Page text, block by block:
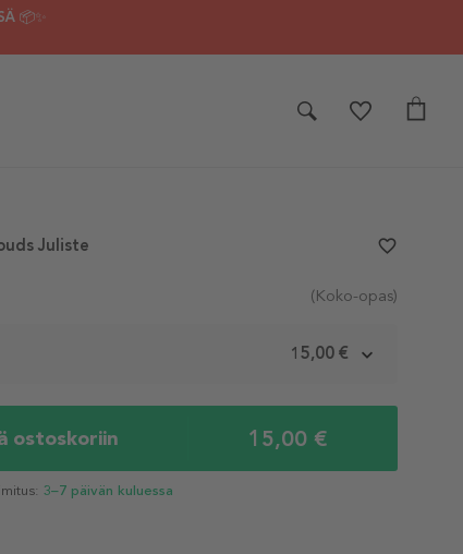
📦✨
(Koko-opas)
15,00 €
ostoskoriin 15,00 €
3–7 päivän kuluessa
Juliste favorite_border